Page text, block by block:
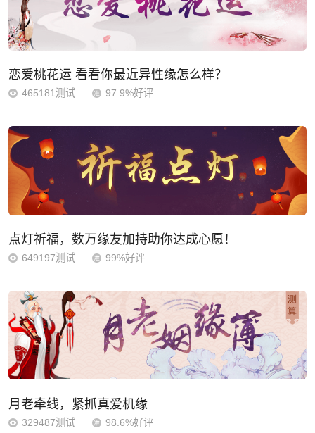
恋爱桃花运 看看你最近异性缘怎么样？
465181测试 97.9%好评
点灯祈福，数万缘友加持助你达成心愿！
649197测试 99%好评
月老牵线，紧抓真爱机缘
329487测试 98.6%好评